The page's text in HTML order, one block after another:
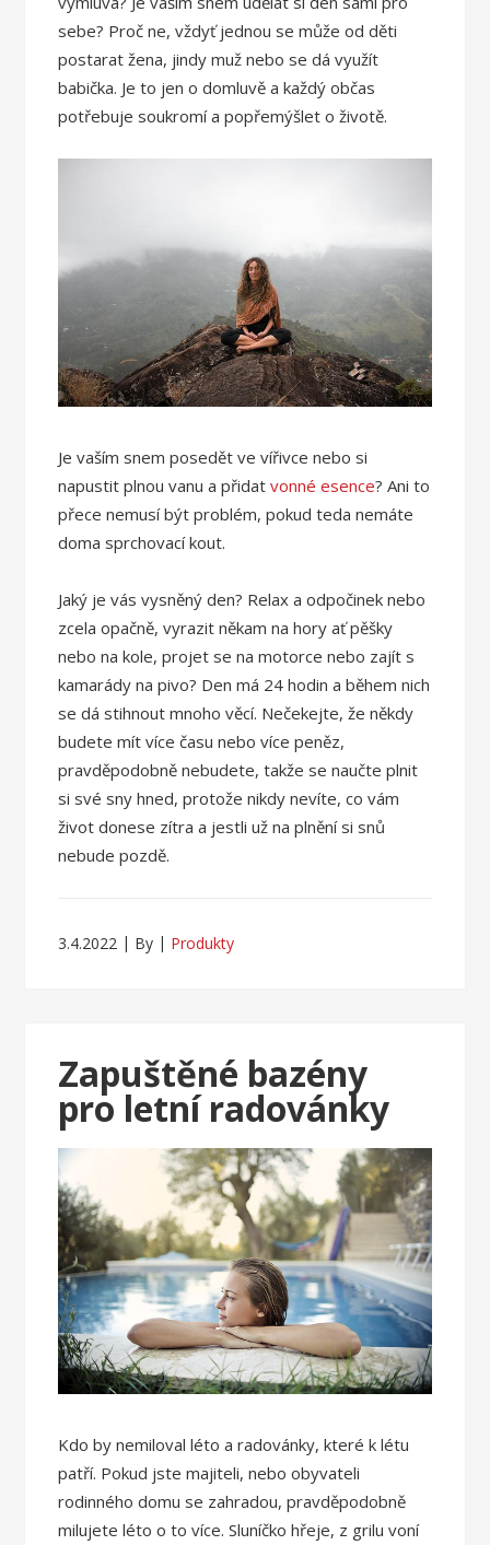
sebe? Proč ne, vždyť jednou se může od děti
postarat žena, jindy muž nebo se dá využít
babička. Je to jen o domluvě a každý občas
potřebuje soukromí a popřemýšlet o životě.
Je vaším snem posedět ve vířivce nebo si
napustit plnou vanu a přidatvonné esence? Ani to
přece nemusí být problém, pokud teda nemáte
doma sprchovací kout.
Jaký je vás vysněný den? Relax a odpočinek nebo
zcela opačně, vyrazit někam na hory ať pěšky
nebo na kole, projet se na motorce nebo zajít s
kamarády na pivo? Den má 24 hodin a během nich
se dá stihnout mnoho věcí. Nečekejte, že někdy
budete mít více času nebo více peněz,
pravděpodobně nebudete, takže se naučte plnit
si své sny hned, protože nikdy nevíte, co vám
život donese zítra a jestli už na plnění si snů
nebude pozdě.
3.4.2022 By Produkty
Zapuštěné bazény
pro letní radovánky
Kdo by nemiloval léto a radovánky, které k létu
patří. Pokud jste majiteli, nebo obyvateli
rodinného domu se zahradou, pravděpodobně
milujete léto o to více. Sluníčko hřeje, z grilu voní